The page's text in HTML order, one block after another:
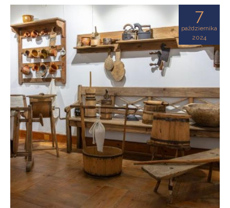
7
października
2024